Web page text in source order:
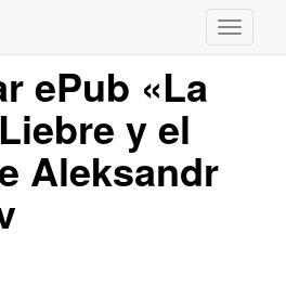
ePub «La
y el
Aleksandr